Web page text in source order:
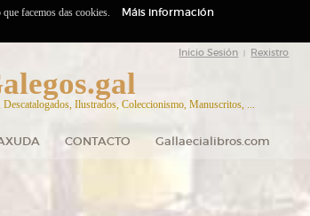
Inicio Sesión Rexistro
Ilustrados, Coleccionismo, Manuscritos, ...
CONTACTO Gallaecialibros.com
facemos das cookies. Máis información